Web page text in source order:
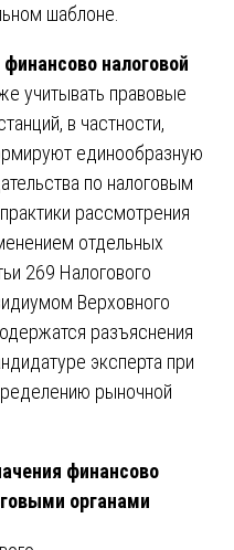
шаблоне.
финансово налоговой
учитывать правовые
в частности,
единообразную
по налоговым
рассмотрения
отдельных
269 Налогового
Верховного
разъяснения
эксперта при
рыночной
финансово
органами